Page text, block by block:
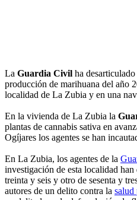
La Guardia Civil ha
producción de marihuana del año
localidad de La Zubia y en una
En la vivienda de La Zubia la
plantas de cannabis sativa en
Ogíjares los agentes se han
En La Zubia, los agentes de la
investigación de esta localidad
treinta y seis y otro de sesenta y
autores de un delito contra la salud